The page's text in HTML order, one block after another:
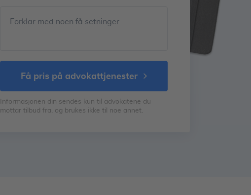
Forklar med noen få setninger
få pris på advokattjenester
Informasjonen din sendes kun til advokatene du
mottar tilbud fra, og brukes ikke til noe annet.